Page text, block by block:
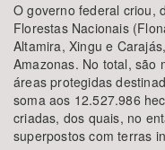
Tema
Subtema
Área de Levantamento
O governo federal criou,
Florestas Nacionais
Altamira, Xingu e
Amazonas. No total, são
áreas protegidas
soma aos 12.527.986
criadas, dos quais, no
superpostos com terras